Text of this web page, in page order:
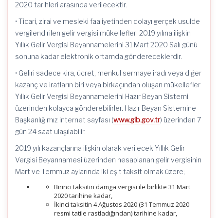
2020 tarihleri arasında verilecektir.
• Ticari, zirai ve mesleki faaliyetinden dolayı gerçek usulde
vergilendirilen gelir vergisi mükellefleri 2019 yılına ilişkin
Yıllık Gelir Vergisi Beyannamelerini 31 Mart 2020 Salı günü
sonuna kadar elektronik ortamda göndereceklerdir.
• Geliri sadece kira, ücret, menkul sermaye iradı veya diğer
kazanç ve iratların biri veya birkaçından oluşan mükellefler
Yıllık Gelir Vergisi Beyannamelerini Hazır Beyan Sistemi
üzerinden kolayca gönderebilirler. Hazır Beyan Sistemine
Başkanlığımız internet sayfası (www.gib.gov.tr) üzerinden 7
gün 24 saat ulaşılabilir.
2019 yılı kazançlarına ilişkin olarak verilecek Yıllık Gelir
Vergisi Beyannamesi üzerinden hesaplanan gelir vergisinin
Mart ve Temmuz aylarında iki eşit taksit olmak üzere;
Birinci taksitin damga vergisi ile birlikte 31 Mart
2020 tarihine kadar,
İkinci taksitin 4 Ağustos 2020 (31 Temmuz 2020
resmi tatile rastladığından) tarihine kadar,